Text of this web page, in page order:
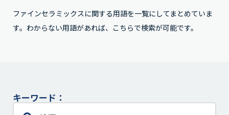
ファインセラミックスに関する用語を一覧にしてまとめていま
す。わからない用語があれば、こちらで検索が可能です。
キーワード：